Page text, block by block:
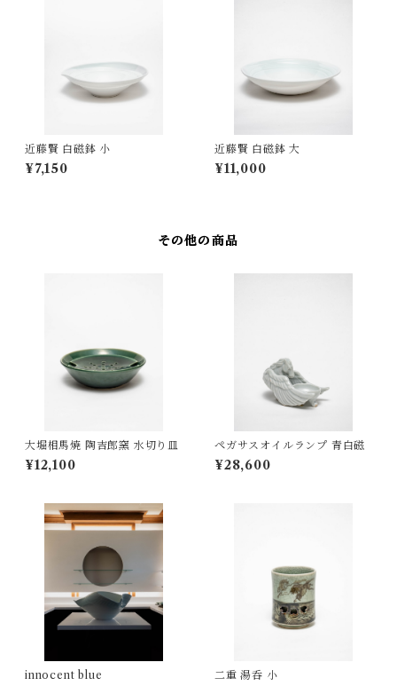
近藤賢 白磁鉢 小
¥7,150
近藤賢 白磁鉢 大
¥11,000
その他の商品
大堀相馬焼 陶吉郎窯 水切り皿
¥12,100
ペガサスオイルランプ 青白磁
¥28,600
innocent blue 二重 湯呑 小